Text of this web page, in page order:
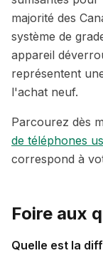
majorité des
système de
appareil
représentent
l'achat neuf.
Parcourez dès
de téléphones
correspond à
Foire aux
Quelle est la